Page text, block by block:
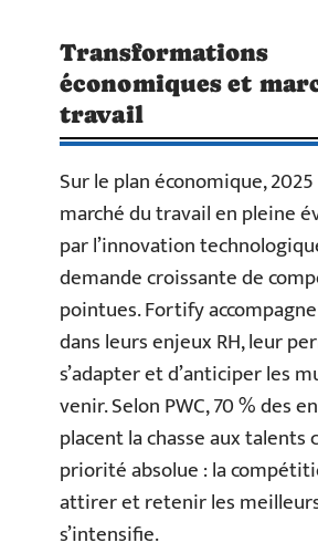
Transformations
économiques et
travail
Sur le plan économique,
marché du travail en pleine
par l’innovation
demande croissante de
pointues. Fortify
dans leurs enjeux RH, leur
s’adapter et d’anticiper les
venir. Selon PWC, 70 % des
placent la chasse aux talents
priorité absolue : la
attirer et retenir les
s’intensifie.